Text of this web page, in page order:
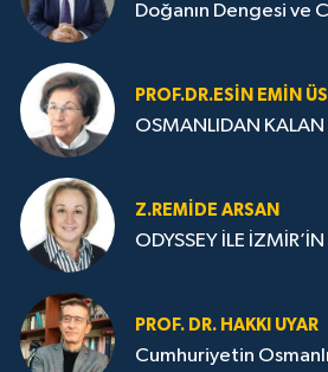
Doğanın Dengesi ve
PROF.DR.ESIN EMIN
OSMANLIDAN KALAN
Z.REMIDE ARSAN
ODYSSEY İLE
PROF. DR. HAKKI UYAR
Cumhuriyetin